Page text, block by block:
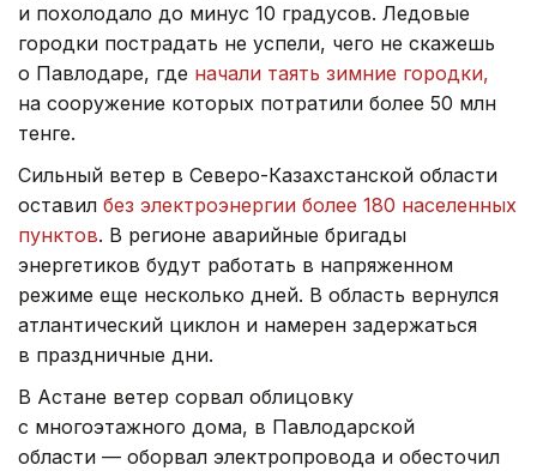
и похолодало до минус 10 градусов. Ледовые
городки пострадать не успели, чего не скажешь
о Павлодаре, где начали таять зимние городки,
на сооружение которых потратили более 50 млн
тенге.
Сильный ветер в Северо-Казахстанской области
оставил без электроэнергии более 180 населенных
пунктов. В регионе аварийные бригады
энергетиков будут работать в напряженном
режиме еще несколько дней. В область вернулся
атлантический циклон и намерен задержаться
в праздничные дни.
В Астане ветер сорвал облицовку
с многоэтажного дома, в Павлодарской
области — оборвал электропровода и обесточил